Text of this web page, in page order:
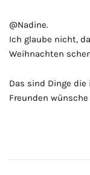
@Nadine.
Ich glaube nicht,
Weihnachten
Das sind Dinge
Freunden